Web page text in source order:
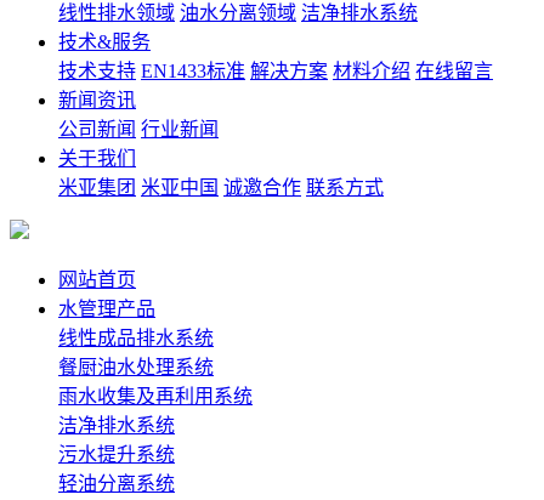
线性排水领域 油水分离领域 洁净排水系统
技术&服务
技术支持 EN1433标准 解决方案 材料介绍 在线留言
新闻资讯
公司新闻 行业新闻
关于我们
米亚集团 米亚中国 诚邀合作 联系方式
网站首页
水管理产品
线性成品排水系统
餐厨油水处理系统
雨水收集及再利用系统
洁净排水系统
污水提升系统
轻油分离系统